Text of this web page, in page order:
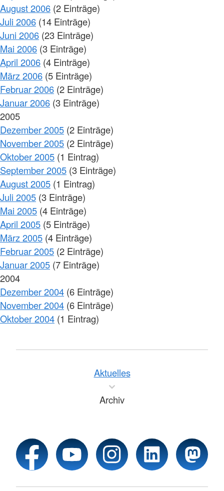
August 2006 (2 Einträge)
Juli 2006 (14 Einträge)
Juni 2006 (23 Einträge)
Mai 2006 (3 Einträge)
April 2006 (4 Einträge)
März 2006 (5 Einträge)
Februar 2006 (2 Einträge)
Januar 2006 (3 Einträge)
2005
Dezember 2005 (2 Einträge)
November 2005 (2 Einträge)
Oktober 2005 (1 Eintrag)
September 2005 (3 Einträge)
August 2005 (1 Eintrag)
Juli 2005 (3 Einträge)
Mai 2005 (4 Einträge)
April 2005 (5 Einträge)
März 2005 (4 Einträge)
Februar 2005 (2 Einträge)
Januar 2005 (7 Einträge)
2004
Dezember 2004 (6 Einträge)
November 2004 (6 Einträge)
Oktober 2004 (1 Eintrag)
Aktuelles
Archiv